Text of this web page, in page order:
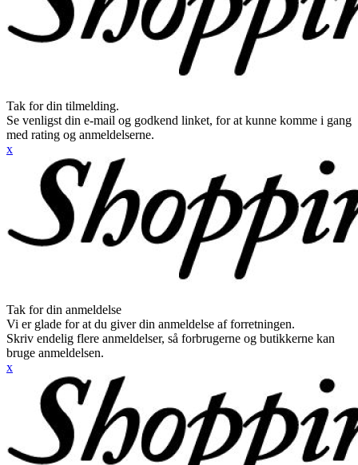
Tak for din tilmelding.
Se venligst din e-mail og godkend linket, for at kunne komme i gang
med rating og anmeldelserne.
x
Tak for din anmeldelse
Vi er glade for at du giver din anmeldelse af forretningen.
Skriv endelig flere anmeldelser, så forbrugerne og butikkerne kan
bruge anmeldelsen.
x